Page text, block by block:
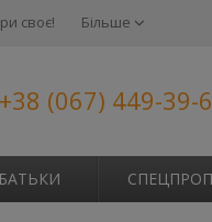
своє! Більше
+38 (067) 449-39-